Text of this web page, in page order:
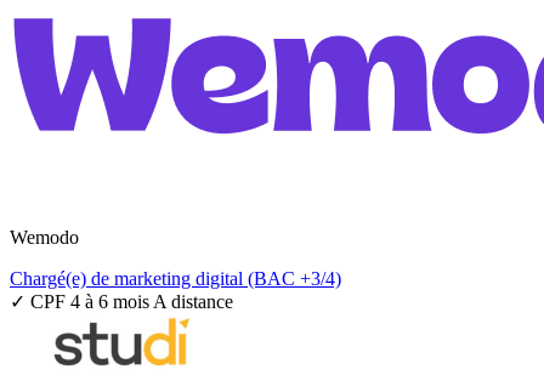
Wemodo
Chargé(e) de marketing digital (BAC +3/4)
✓ CPF 4 à 6 moisA distance